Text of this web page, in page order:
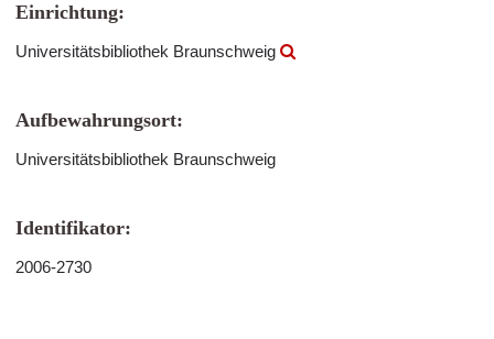
Einrichtung:
Universitätsbibliothek Braunschweig
Aufbewahrungsort:
Universitätsbibliothek Braunschweig
Identifikator:
2006-2730